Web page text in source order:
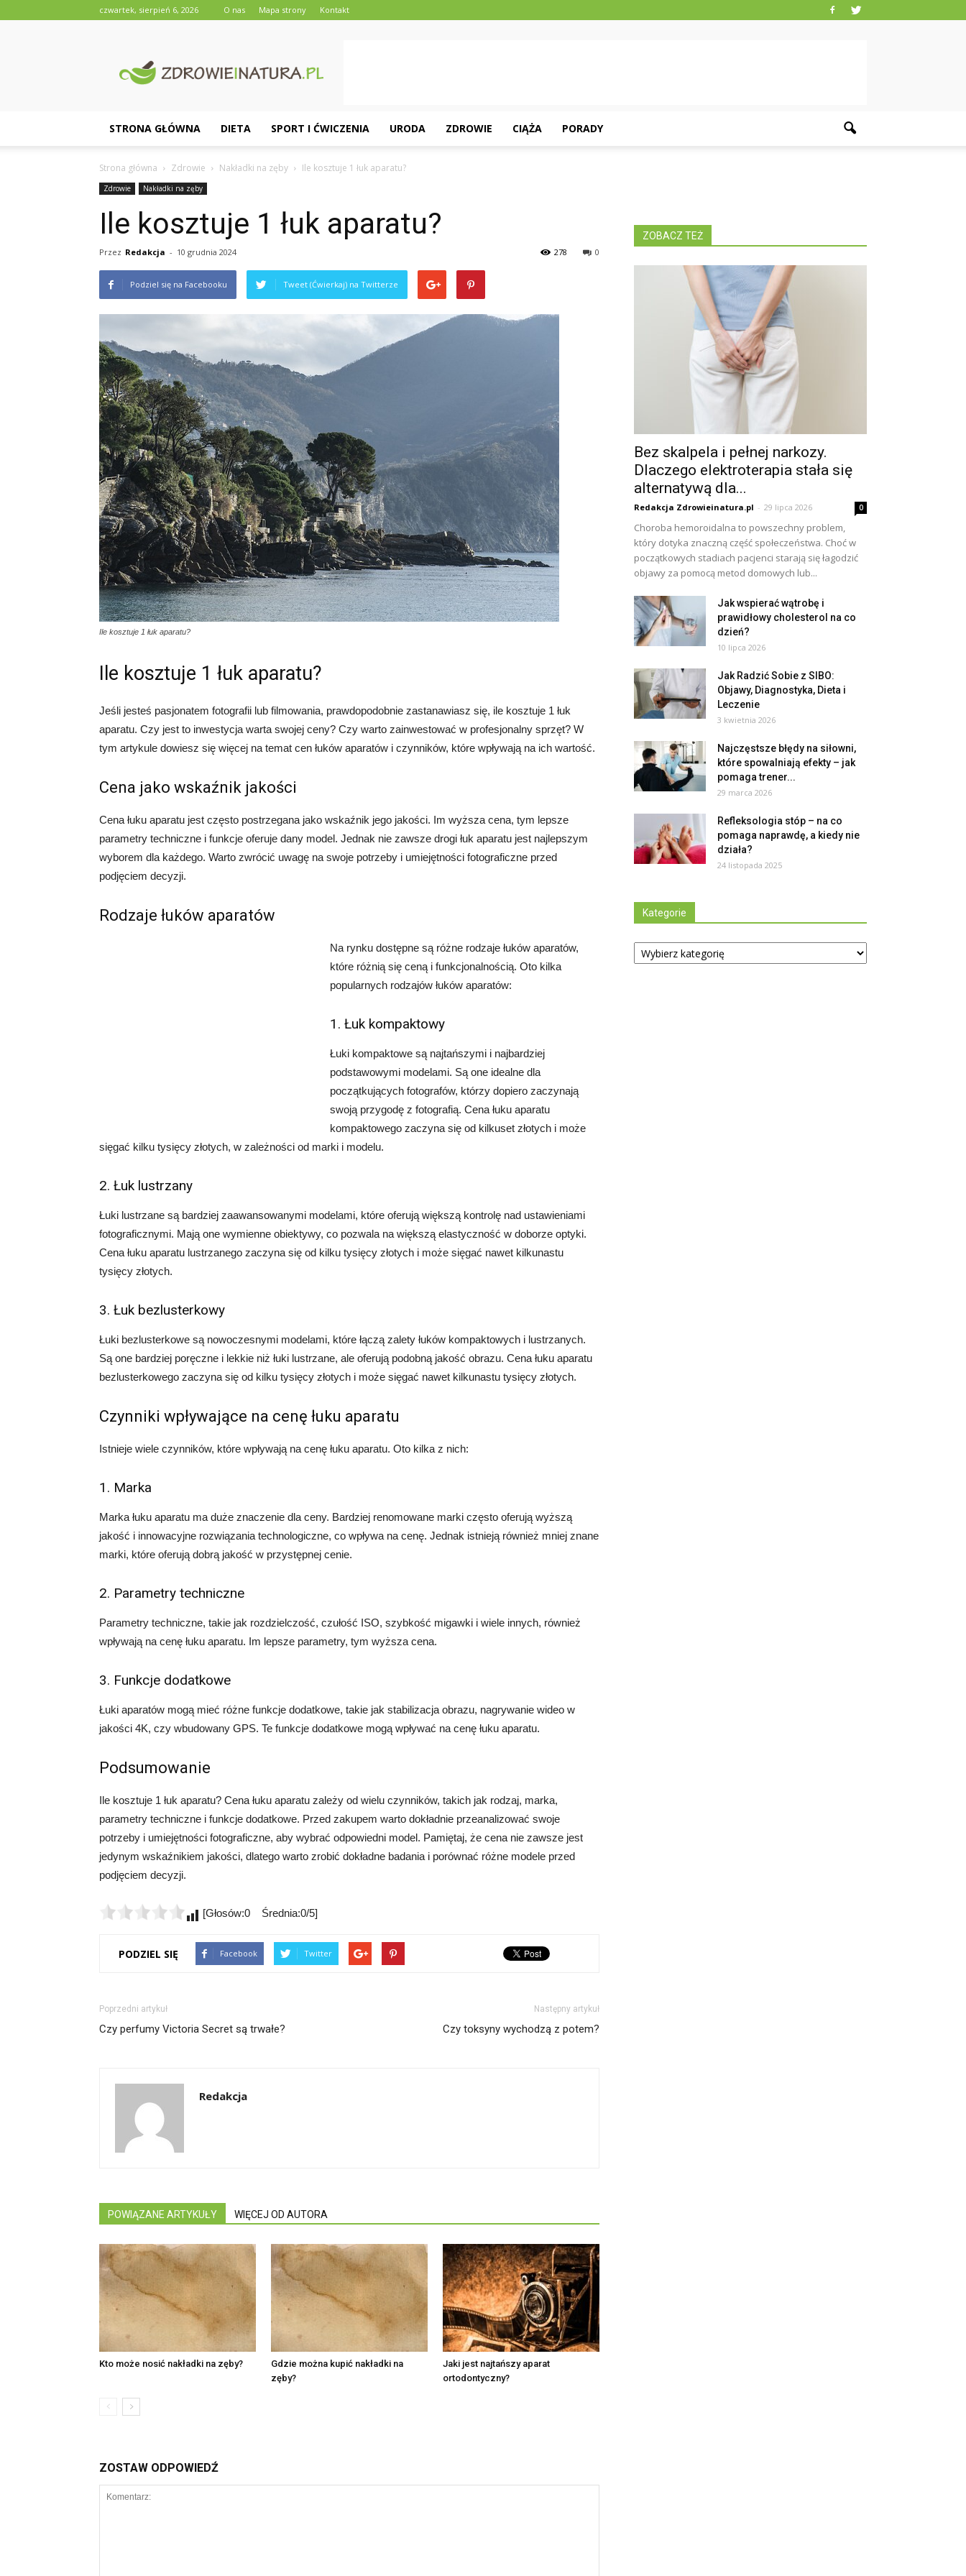
czwartek, sierpień 6, 2026 O nas Mapa strony Kontakt
STRONA GŁÓWNA DIETA SPORT I ĆWICZENIA URODA ZDROWIE CIĄŻA PORADY
Strona główna Zdrowie Nakładki na zęby Ile kosztuje 1 łuk aparatu?
Zdrowie Nakładki na zęby
Ile kosztuje 1 łuk aparatu?
Przez Redakcja - 10 grudnia 2024 0
278
Podziel się na Facebooku Tweet (Ćwierkaj) na Twitterze
Ile kosztuje 1 łuk aparatu?
Ile kosztuje 1 łuk aparatu?
Jeśli jesteś pasjonatem fotografii lub filmowania, prawdopodobnie zastanawiasz się, ile kosztuje 1 łuk
aparatu. Czy jest to inwestycja warta swojej ceny? Czy warto zainwestować w profesjonalny sprzęt? W
tym artykule dowiesz się więcej na temat cen łuków aparatów i czynników, które wpływają na ich wartość.
Cena jako wskaźnik jakości
Cena łuku aparatu jest często postrzegana jako wskaźnik jego jakości. Im wyższa cena, tym lepsze
parametry techniczne i funkcje oferuje dany model. Jednak nie zawsze drogi łuk aparatu jest najlepszym
wyborem dla każdego. Warto zwrócić uwagę na swoje potrzeby i umiejętności fotograficzne przed
podjęciem decyzji.
Rodzaje łuków aparatów
Na rynku dostępne są różne rodzaje łuków aparatów,
które różnią się ceną i funkcjonalnością. Oto kilka
popularnych rodzajów łuków aparatów:
1. Łuk kompaktowy
Łuki kompaktowe są najtańszymi i najbardziej
podstawowymi modelami. Są one idealne dla
początkujących fotografów, którzy dopiero zaczynają
swoją przygodę z fotografią. Cena łuku aparatu
kompaktowego zaczyna się od kilkuset złotych i może
sięgać kilku tysięcy złotych, w zależności od marki i modelu.
2. Łuk lustrzany
Łuki lustrzane są bardziej zaawansowanymi modelami, które oferują większą kontrolę nad ustawieniami
fotograficznymi. Mają one wymienne obiektywy, co pozwala na większą elastyczność w doborze optyki.
Cena łuku aparatu lustrzanego zaczyna się od kilku tysięcy złotych i może sięgać nawet kilkunastu
tysięcy złotych.
3. Łuk bezlusterkowy
Łuki bezlusterkowe są nowoczesnymi modelami, które łączą zalety łuków kompaktowych i lustrzanych.
Są one bardziej poręczne i lekkie niż łuki lustrzane, ale oferują podobną jakość obrazu. Cena łuku aparatu
bezlusterkowego zaczyna się od kilku tysięcy złotych i może sięgać nawet kilkunastu tysięcy złotych.
Czynniki wpływające na cenę łuku aparatu
Istnieje wiele czynników, które wpływają na cenę łuku aparatu. Oto kilka z nich:
1. Marka
Marka łuku aparatu ma duże znaczenie dla ceny. Bardziej renomowane marki często oferują wyższą
jakość i innowacyjne rozwiązania technologiczne, co wpływa na cenę. Jednak istnieją również mniej znane
marki, które oferują dobrą jakość w przystępnej cenie.
2. Parametry techniczne
Parametry techniczne, takie jak rozdzielczość, czułość ISO, szybkość migawki i wiele innych, również
wpływają na cenę łuku aparatu. Im lepsze parametry, tym wyższa cena.
3. Funkcje dodatkowe
Łuki aparatów mogą mieć różne funkcje dodatkowe, takie jak stabilizacja obrazu, nagrywanie wideo w
jakości 4K, czy wbudowany GPS. Te funkcje dodatkowe mogą wpływać na cenę łuku aparatu.
Podsumowanie
Ile kosztuje 1 łuk aparatu? Cena łuku aparatu zależy od wielu czynników, takich jak rodzaj, marka,
parametry techniczne i funkcje dodatkowe. Przed zakupem warto dokładnie przeanalizować swoje
potrzeby i umiejętności fotograficzne, aby wybrać odpowiedni model. Pamiętaj, że cena nie zawsze jest
jedynym wskaźnikiem jakości, dlatego warto zrobić dokładne badania i porównać różne modele przed
podjęciem decyzji.
[Głosów:0 Średnia:0/5]
PODZIEL SIĘ Facebook Twitter
Poprzedni artykuł
Czy perfumy Victoria Secret są trwałe?
Następny artykuł
Czy toksyny wychodzą z potem?
Redakcja
POWIĄZANE ARTYKUŁY WIĘCEJ OD AUTORA
Kto może nosić nakładki na zęby?
Gdzie można kupić nakładki na
zęby?
Jaki jest najtańszy aparat
ortodontyczny?
ZOSTAW ODPOWIEDŹ
ZOBACZ TEŻ
Bez skalpela i pełnej narkozy.
Dlaczego elektroterapia stała się
alternatywą dla...
Redakcja Zdrowieinatura.pl - 29 lipca 2026 0
Choroba hemoroidalna to powszechny problem,
który dotyka znaczną część społeczeństwa. Choć w
początkowych stadiach pacjenci starają się łagodzić
objawy za pomocą metod domowych lub...
Jak wspierać wątrobę i
prawidłowy cholesterol na co
dzień?
10 lipca 2026
Jak Radzić Sobie z SIBO:
Objawy, Diagnostyka, Dieta i
Leczenie
3 kwietnia 2026
Najczęstsze błędy na siłowni,
które spowalniają efekty – jak
pomaga trener...
29 marca 2026
Refleksologia stóp – na co
pomaga naprawdę, a kiedy nie
działa?
24 listopada 2025
Kategorie
Kategorie